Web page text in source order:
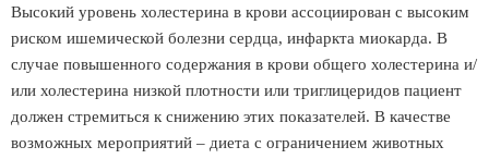
Высокий уровень холестерина в крови ассоциирован с высоким
риском ишемической болезни сердца, инфаркта миокарда. В
случае повышенного содержания в крови общего холестерина и/
или холестерина низкой плотности или триглицеридов пациент
должен стремиться к снижению этих показателей. В качестве
возможных мероприятий – диета с ограничением животных